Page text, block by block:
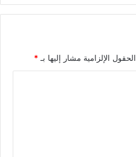
الحقول الإلزامية مشار إليها بـ*